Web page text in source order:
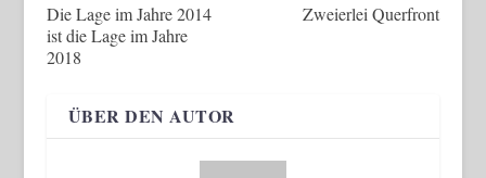
Die Lage im Jahre 2014
ist die Lage im Jahre
2018
Zweierlei Querfront
ÜBER DEN AUTOR